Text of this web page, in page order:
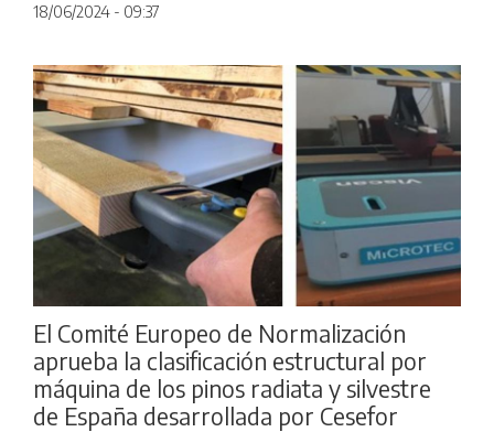
18/06/2024 - 09:37
El Comité Europeo de Normalización
aprueba la clasificación estructural por
máquina de los pinos radiata y silvestre
de España desarrollada por Cesefor